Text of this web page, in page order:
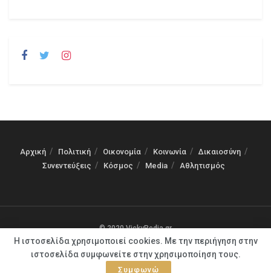
Αρχική Πολιτική Οικονομία Κοινωνία
Δικαιοσύνη
Συνεντεύξεις
Κόσμος Media Αθλητισμός
© 2020 VickyPedia.gr
Η ιστοσελίδα χρησιμοποιεί cookies. Με την περιήγηση στην
ιστοσελίδα συμφωνείτε στην χρησιμοποίηση τους.
Συμφωνώ